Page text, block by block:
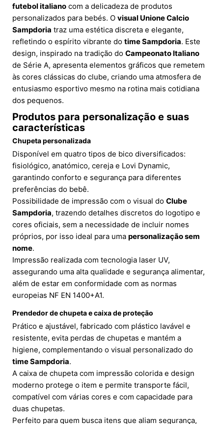
futebol italiano com a delicadeza de produtos
personalizados para bebés. O visual Unione Calcio
Sampdoria traz uma estética discreta e elegante,
refletindo o espírito vibrante do time Sampdoria. Este
design, inspirado na tradição do Campeonato Italiano
de Série A, apresenta elementos gráficos que remetem
às cores clássicas do clube, criando uma atmosfera de
entusiasmo esportivo mesmo na rotina mais cotidiana
dos pequenos.
Produtos para personalização e suas
características
Chupeta personalizada
Disponível em quatro tipos de bico diversificados:
fisiológico, anatómico, cereja e Lovi Dynamic,
garantindo conforto e segurança para diferentes
preferências do bebê.
Possibilidade de impressão com o visual do Clube
Sampdoria, trazendo detalhes discretos do logotipo e
cores oficiais, sem a necessidade de incluir nomes
próprios, por isso ideal para uma personalização sem
nome.
Impressão realizada com tecnologia laser UV,
assegurando uma alta qualidade e segurança alimentar,
além de estar em conformidade com as normas
europeias NF EN 1400+A1.
Prendedor de chupeta e caixa de proteção
Prático e ajustável, fabricado com plástico lavável e
resistente, evita perdas de chupetas e mantém a
higiene, complementando o visual personalizado do
time Sampdoria.
A caixa de chupeta com impressão colorida e design
moderno protege o item e permite transporte fácil,
compatível com várias cores e com capacidade para
duas chupetas.
Perfeito para quem busca itens que aliam segurança,